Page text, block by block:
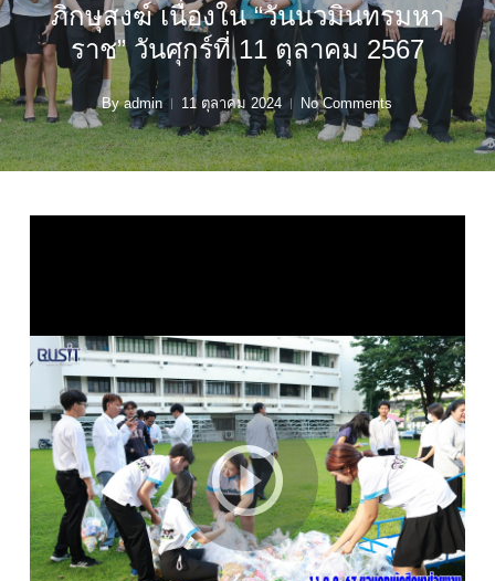
ภิกษุสงฆ์ เนื่องใน “วันนวมินทรมหา
ราช” วันศุกร์ที่ 11 ตุลาคม 2567
By admin 11 ตุลาคม 2024 No Comments